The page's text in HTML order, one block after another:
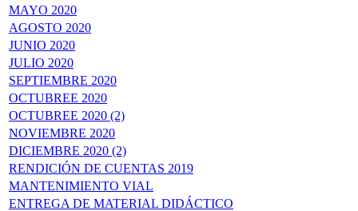
MAYO 2020
AGOSTO 2020
JUNIO 2020
JULIO 2020
SEPTIEMBRE 2020
OCTUBREE 2020
OCTUBREE 2020 (2)
NOVIEMBRE 2020
DICIEMBRE 2020 (2)
RENDICIÓN DE CUENTAS 2019
MANTENIMIENTO VIAL
ENTREGA DE MATERIAL DIDÁCTICO